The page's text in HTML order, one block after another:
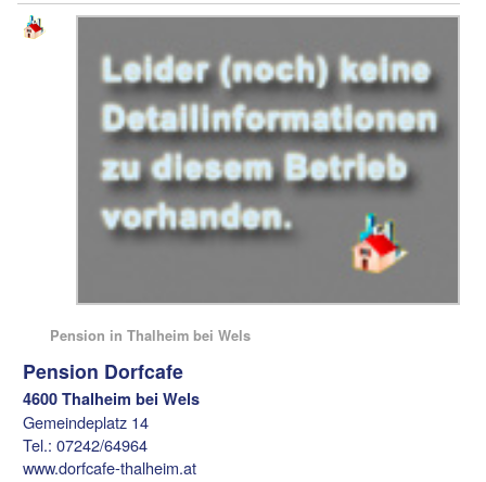
Pension in Thalheim bei Wels
Pension Dorfcafe
4600 Thalheim bei Wels
Gemeindeplatz 14
Tel.: 07242/64964
www.dorfcafe-thalheim.at